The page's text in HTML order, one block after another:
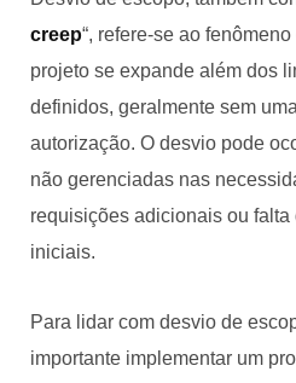
creep“, refere-se ao
projeto se expande além dos
definidos, geralmente sem
autorização. O desvio pode
não gerenciadas nas
requisições adicionais ou
iniciais.
Para lidar com desvio de
importante implementar um